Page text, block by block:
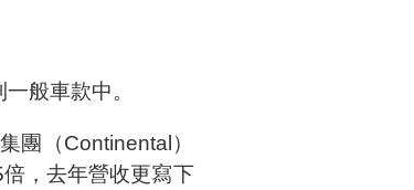
般車款中。
團（Continental）
，去年營收更寫下